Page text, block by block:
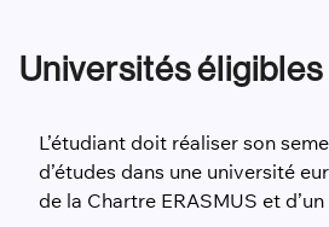
Universités éligibles
L’étudiant doit réaliser son
d’études dans une université
de la Chartre ERASMUS et